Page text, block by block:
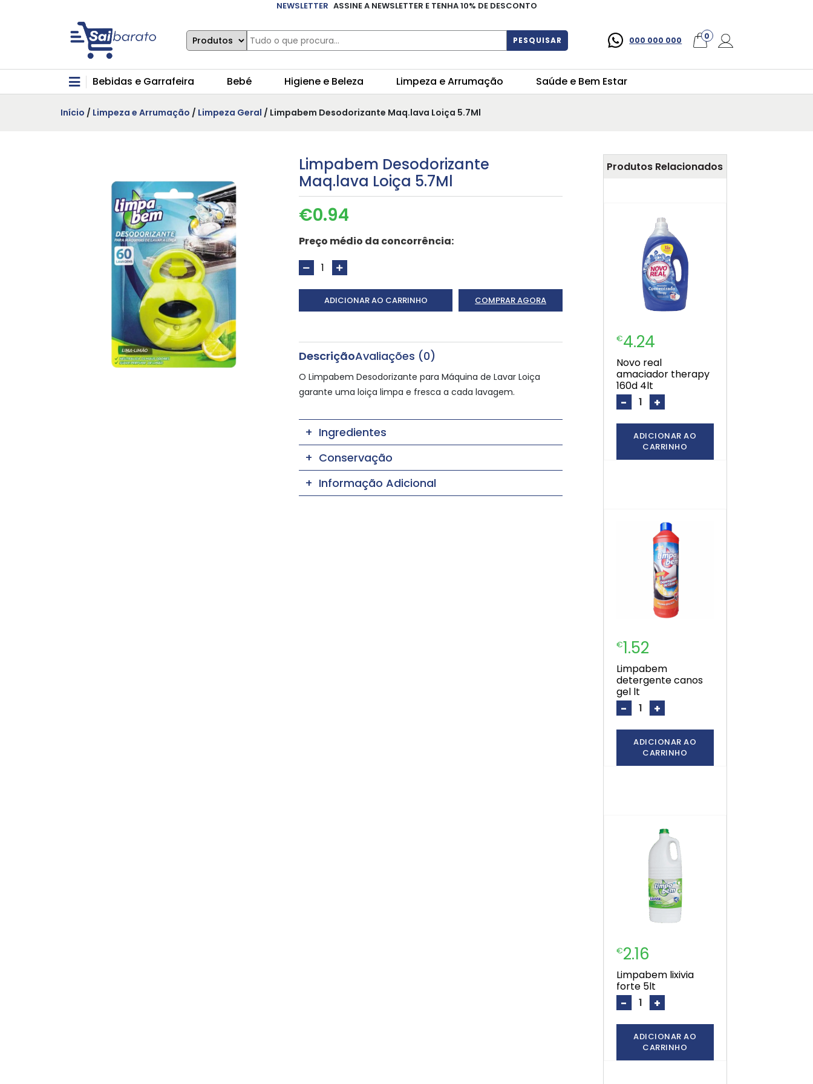
NEWSLETTER ASSINE A NEWSLETTER E TENHA 10% DE DESCONTO
PESQUISAR 000 000 000 0
Bebidas e Garrafeira Bebé Higiene e Beleza Limpeza e Arrumação Saúde e Bem Estar
Início / Limpeza e Arrumação / Limpeza Geral / Limpabem Desodorizante Maq.lava Loiça 5.7Ml
Limpabem Desodorizante
Maq.lava Loiça 5.7Ml
€0.94
Preço médio da concorrência:
ADICIONAR AO CARRINHO COMPRAR AGORA
DescriçãoAvaliações (0)
O Limpabem Desodorizante para Máquina de Lavar Loiça
garante uma loiça limpa e fresca a cada lavagem.
Ingredientes
Conservação
Informação Adicional
Produtos Relacionados
€4.24
novo real
amaciador therapy
160d 4lt
- +
ADICIONAR AO
CARRINHO
€1.52
limpabem
detergente canos
gel lt
- +
ADICIONAR AO
CARRINHO
€2.16
limpabem lixivia
forte 5lt
- +
ADICIONAR AO
CARRINHO